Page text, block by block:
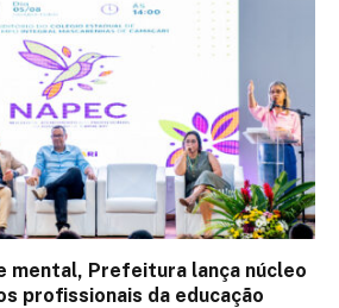
mental, Prefeitura lança núcleo
profissionais da educação